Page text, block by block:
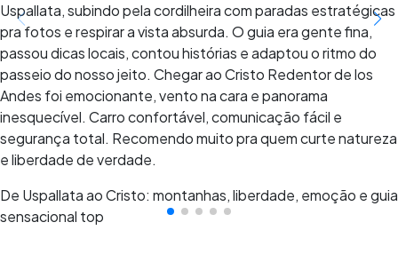
Uspallata, subindo pela cordilheira com paradas estratégicas
pra fotos e respirar a vista absurda. O guia era gente fina,
passou dicas locais, contou histórias e adaptou o ritmo do
passeio do nosso jeito. Chegar ao Cristo Redentor de los
Andes foi emocionante, vento na cara e panorama
inesquecível. Carro confortável, comunicação fácil e
segurança total. Recomendo muito pra quem curte natureza
e liberdade de verdade.
De Uspallata ao Cristo: montanhas, liberdade, emoção e guia
sensacional top